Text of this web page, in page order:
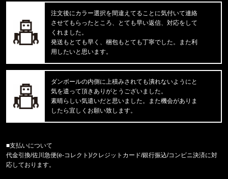
福岡県のお客様ご注文ありがとうございます。
CALVIN KLEIN/カルバンクライン
MICROFIBER STRETCH 3PK LO
福岡県のお客様ご注文ありがとうございます。
COLUMBIA/コロンビア
福岡県のお客様ご注文ありがとうございます。
47 Brand/フォーティーセブンブランド
福岡県のお客様ご注文ありがとうございます。
COLUMBIA/コロンビア
注文後にカラー選択を間違えてることに気付いて連絡
させてもらったところ、とても早い返信、対応をして
くれました。
発送もとても早く、梱包もとても丁寧でした。また利
用したいと思います。
ダンボールの内側に上積みされても潰れないようにと
気を遣って頂きありがとうございました。
素晴らしい気遣いだと思いました。また機会がありま
したら宜しくお願い致します。
■支払いについて
代金引換/佐川急便(e-コレクト)/クレジットカード/銀行振込/コンビニ決済に対
応しております。